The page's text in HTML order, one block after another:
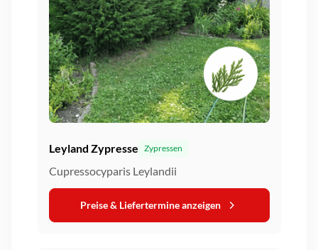
Leyland Zypresse Zypressen
Cupressocyparis Leylandii
Preise & Liefertermine anzeigen